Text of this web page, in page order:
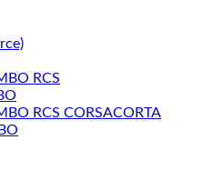
RCS
RCS CORSACORTA